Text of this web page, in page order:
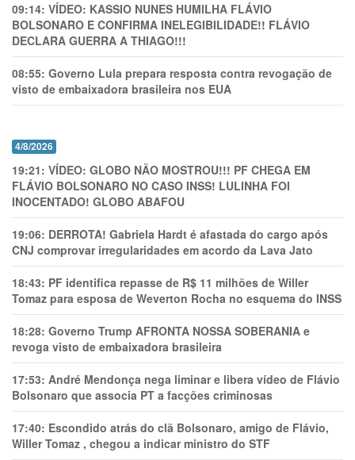
09:14: VÍDEO: KASSIO NUNES HUMlLHA FLÁVIO
BOLSONARO E CONFIRMA INELEGIBILIDADE!! FLÁVIO
DECLARA GUERRA A THIAGO!!!
08:55: Governo Lula prepara resposta contra revogação de
visto de embaixadora brasileira nos EUA
4/8/2026
19:21: VÍDEO: GLOBO NÃO MOSTROU!!! PF CHEGA EM
FLÁVIO BOLSONARO NO CASO INSS! LULINHA FOI
INOCENTADO! GLOBO ABAFOU
19:06: DERROTA! Gabriela Hardt é afastada do cargo após
CNJ comprovar irregularidades em acordo da Lava Jato
18:43: PF identifica repasse de R$ 11 milhões de Willer
Tomaz para esposa de Weverton Rocha no esquema do INSS
18:28: Governo Trump AFRONTA NOSSA SOBERANIA e
revoga visto de embaixadora brasileira
17:53: André Mendonça nega liminar e libera vídeo de Flávio
Bolsonaro que associa PT a facções criminosas
17:40: Escondido atrás do clã Bolsonaro, amigo de Flávio,
Willer Tomaz , chegou a indicar ministro do STF